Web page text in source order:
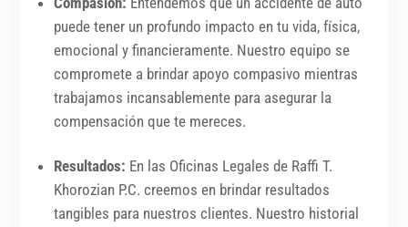
puede tener un profundo impacto en tu vida, física,
emocional y financieramente. Nuestro equipo se
compromete a brindar apoyo compasivo mientras
trabajamos incansablemente para asegurar la
compensación que te mereces.
Resultados: En las Oficinas Legales de Raffi T.
Khorozian P.C. creemos en brindar resultados
tangibles para nuestros clientes. Nuestro historial